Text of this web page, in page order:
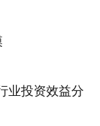
业投资效益分